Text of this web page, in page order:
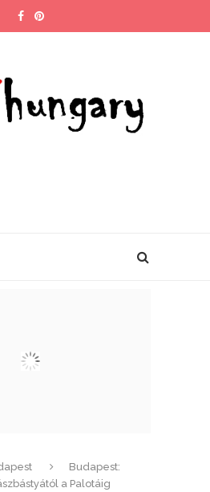
Budapest:
a Palotáig